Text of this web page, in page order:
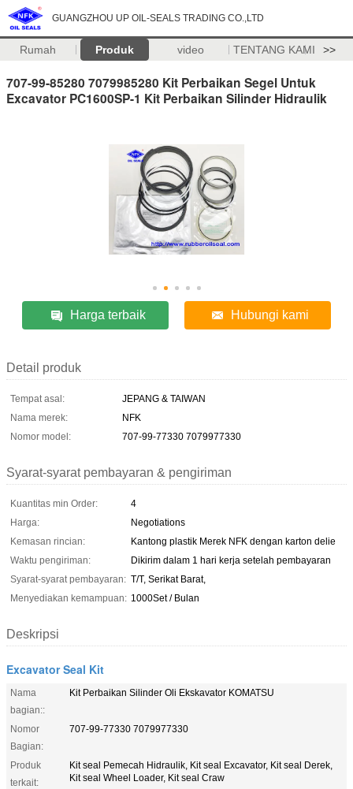
GUANGZHOU UP OIL-SEALS TRADING CO.,LTD
Rumah Produk video TENTANG KAMI >>
707-99-85280 7079985280 Kit Perbaikan Segel Untuk
Excavator PC1600SP-1 Kit Perbaikan Silinder Hidraulik
Harga terbaik Hubungi kami
Detail produk
Tempat asal:
JEPANG & TAIWAN
Nama merek:
NFK
Nomor model:
707-99-77330 7079977330
Syarat-syarat pembayaran & pengiriman
Kuantitas min Order:
4
Harga:
Negotiations
Kemasan rincian:
Kantong plastik Merek NFK dengan karton delie
Waktu pengiriman:
Dikirim dalam 1 hari kerja setelah pembayaran
Syarat-syarat pembayaran: T/T, Serikat Barat,
Menyediakan kemampuan: 1000Set / Bulan
Deskripsi
Excavator Seal Kit
Nama
bagian::
Kit Perbaikan Silinder Oli Ekskavator KOMATSU
Nomor
Bagian:
707-99-77330 7079977330
Produk
terkait:
Kit seal Pemecah Hidraulik, Kit seal Excavator, Kit seal Derek,
Kit seal Wheel Loader, Kit seal Craw